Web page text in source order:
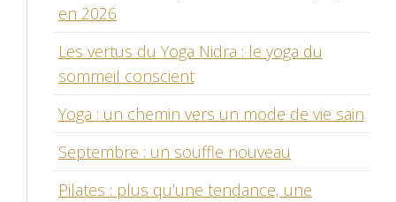
en 2026
Les vertus du Yoga Nidra : le yoga du
sommeil conscient
Yoga : un chemin vers un mode de vie sain
Septembre : un souffle nouveau
Pilates : plus qu’une tendance, une